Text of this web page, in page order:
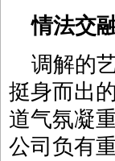
情法交
调解的
挺身而出
道气氛凝
公司负有